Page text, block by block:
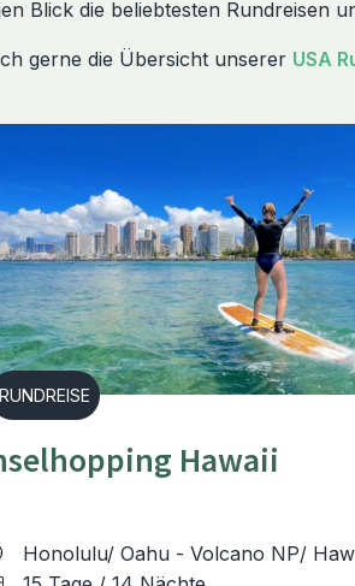
Blick die beliebtesten Rundreisen
gerne die Übersicht unserer USA
RUNDREISE
Hawaii
Honolulu/ Oahu - Volcano NP/